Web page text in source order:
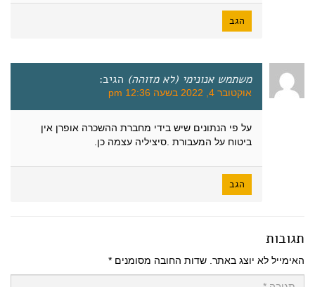
הגב
משתמש אנונימי (לא מזוהה) הגיב:
אוקטובר 4, 2022 בשעה 12:36 pm
על פי הנתונים שיש בידי מחברת ההשכרה אופרן אין
ביטוח על המעבורת .סיציליה עצמה כן.
הגב
תגובות
האימייל לא יוצג באתר. שדות החובה מסומנים *